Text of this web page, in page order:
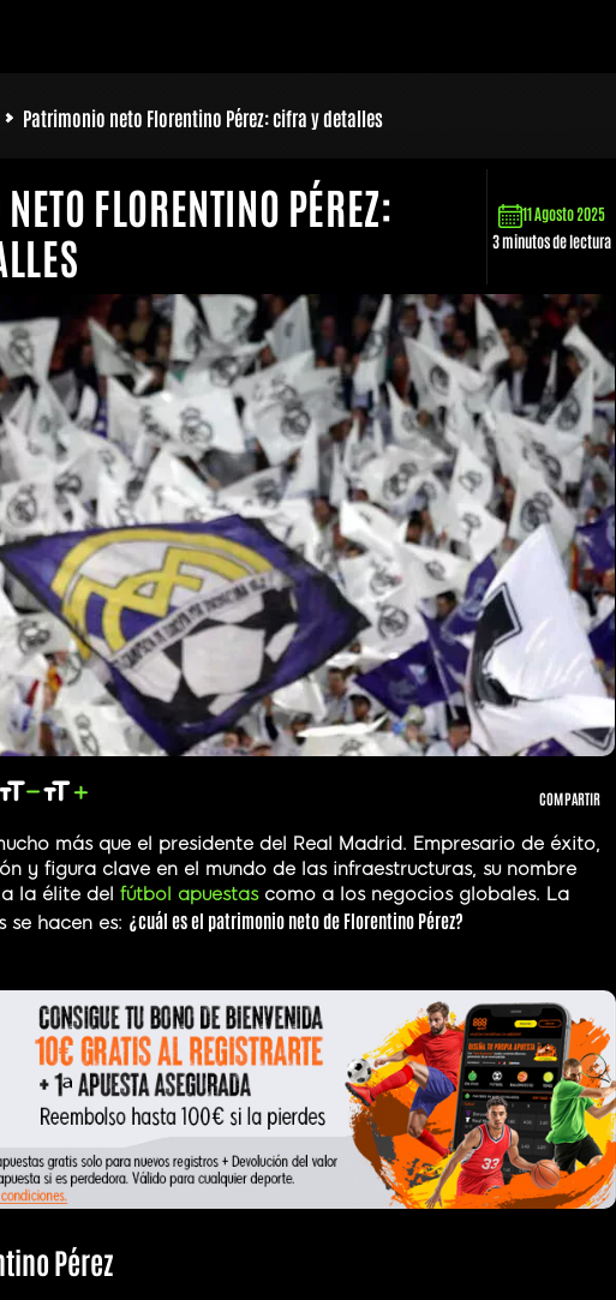
Patrimonio neto Florentino Pérez: cifra y detalles
FLORENTINO PÉREZ:
11 Agosto 2025
3 minutos de lectura
COMPARTIR
más que el presidente del Real Madrid. Empresario de éxito,
y figura clave en el mundo de las infraestructuras, su nombre
la élite del fútbol apuestascomo a los negocios globales. La
se hacen es: ¿cuál es el patrimonio neto de Florentino Pérez?
Pérez